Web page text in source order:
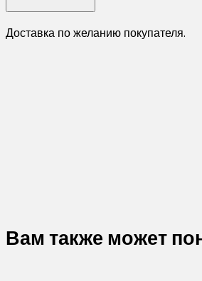
Доставка по желанию покупателя.
Вам также может